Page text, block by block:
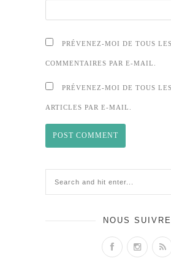
PRÉVENEZ-MOI DE TOUS
COMMENTAIRES PAR E-MAIL.
PRÉVENEZ-MOI DE TOUS
ARTICLES PAR E-MAIL.
NOUS SUIVRE